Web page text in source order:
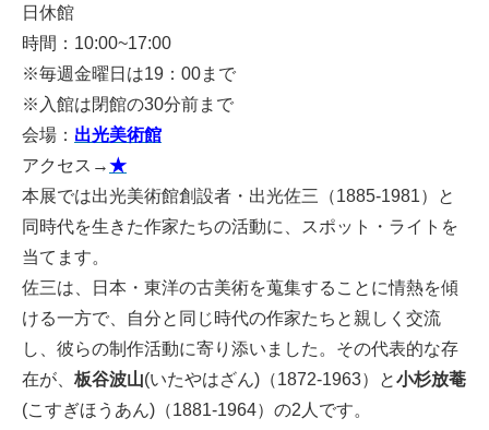
日休館
時間：10:00~17:00
※毎週金曜日は19：00まで
※入館は閉館の30分前まで
会場： 出光美術館
アクセス→★
本展では出光美術館創設者・出光佐三（1885-1981）と
同時代を生きた作家たちの活動に、スポット・ライトを
当てます。
佐三は、日本・東洋の古美術を蒐集することに情熱を傾
ける一方で、自分と同じ時代の作家たちと親しく交流
し、彼らの制作活動に寄り添いました。その代表的な存
在が、 板谷波山(いたやはざん)（1872-1963）と小杉放菴
(こすぎほうあん)（1881-1964）の2人です。